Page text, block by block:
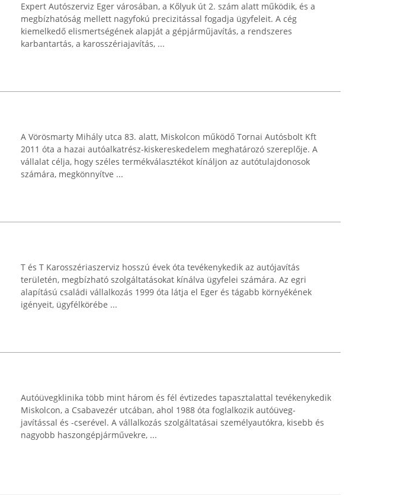
Expert Autószerviz Eger városában, a Kőlyuk út 2. szám alatt működik, és a
megbízhatóság mellett nagyfokú precizitással fogadja ügyfeleit. A cég
kiemelkedő elismertségének alapját a gépjárműjavítás, a rendszeres
karbantartás, a karosszériajavítás, ...
A Vörösmarty Mihály utca 83. alatt, Miskolcon működő Tornai Autósbolt Kft
2011 óta a hazai autóalkatrész-kiskereskedelem meghatározó szereplője. A
vállalat célja, hogy széles termékválasztékot kínáljon az autótulajdonosok
számára, megkönnyítve ...
T és T Karosszériaszerviz hosszú évek óta tevékenykedik az autójavítás
területén, megbízható szolgáltatásokat kínálva ügyfelei számára. Az egri
alapítású családi vállalkozás 1999 óta látja el Eger és tágabb környékének
igényeit, ügyfélkörébe ...
Autóüvegklinika több mint három és fél évtizedes tapasztalattal tevékenykedik
Miskolcon, a Csabavezér utcában, ahol 1988 óta foglalkozik autóüveg-
javítással és -cserével. A vállalkozás szolgáltatásai személyautókra, kisebb és
nagyobb haszongépjárművekre, ...